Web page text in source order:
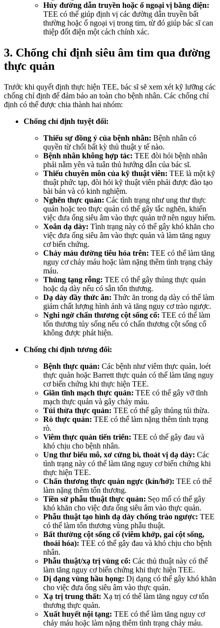
Hủy đường dẫn truyền hoặc ổ ngoại vị bằng điện:
TEE có thể giúp định vị các đường dẫn truyền bất
thường hoặc ổ ngoại vị trong tim, từ đó giúp bác sĩ can
thiệp đốt điện một cách chính xác.
3. Chống chỉ định siêu âm tim qua đường
thực quản
Trước khi quyết định thực hiện TEE, bác sĩ sẽ xem xét kỹ lưỡng các
chống chỉ định để đảm bảo an toàn cho bệnh nhân. Các chống chỉ
định có thể được chia thành hai nhóm:
Chống chỉ định tuyệt đối:
Thiếu sự đồng ý của bệnh nhân: Bệnh nhân có
quyền từ chối bất kỳ thủ thuật y tế nào.
Bệnh nhân không hợp tác: TEE đòi hỏi bệnh nhân
phải nằm yên và tuân thủ hướng dẫn của bác sĩ.
Thiếu chuyên môn của kỹ thuật viên: TEE là một kỹ
thuật phức tạp, đòi hỏi kỹ thuật viên phải được đào tạo
bài bản và có kinh nghiệm.
Nghẽn thực quản: Các tình trạng như ung thư thực
quản hoặc teo thực quản có thể gây tắc nghẽn, khiến
việc đưa ống siêu âm vào thực quản trở nên nguy hiểm.
Xoắn dạ dày: Tình trạng này có thể gây khó khăn cho
việc đưa ống siêu âm vào thực quản và làm tăng nguy
cơ biến chứng.
Chảy máu đường tiêu hóa trên: TEE có thể làm tăng
nguy cơ chảy máu hoặc làm nặng thêm tình trạng chảy
máu.
Thủng tạng rỗng: TEE có thể gây thủng thực quản
hoặc dạ dày nếu có sẵn tổn thương.
Dạ dày đầy thức ăn: Thức ăn trong dạ dày có thể làm
giảm chất lượng hình ảnh và tăng nguy cơ trào ngược.
Nghi ngờ chấn thương cột sống cổ: TEE có thể làm
tổn thương tủy sống nếu có chấn thương cột sống cổ
không được phát hiện.
Chống chỉ định tương đối:
Bệnh thực quản: Các bệnh như viêm thực quản, loét
thực quản hoặc Barrett thực quản có thể làm tăng nguy
cơ biến chứng khi thực hiện TEE.
Giãn tĩnh mạch thực quản: TEE có thể gây vỡ tĩnh
mạch thực quản và gây chảy máu.
Túi thừa thực quản: TEE có thể gây thủng túi thừa.
Rò thực quản: TEE có thể làm nặng thêm tình trạng
rò.
Viêm thực quản tiến triển: TEE có thể gây đau và
khó chịu cho bệnh nhân.
Ung thư biểu mô, xơ cứng bì, thoát vị dạ dày: Các
tình trạng này có thể làm tăng nguy cơ biến chứng khi
thực hiện TEE.
Chấn thương thực quản ngực (kín/hở): TEE có thể
làm nặng thêm tổn thương.
Tiền sử phẫu thuật thực quản: Sẹo mổ có thể gây
khó khăn cho việc đưa ống siêu âm vào thực quản.
Phẫu thuật tạo hình dạ dày chống trào ngược: TEE
có thể làm tổn thương vùng phẫu thuật.
Bất thường cột sống cổ (viêm khớp, gai cột sống,
thoái hóa): TEE có thể gây đau và khó chịu cho bệnh
nhân.
Phẫu thuật/xạ trị vùng cổ: Các thủ thuật này có thể
làm tăng nguy cơ biến chứng khi thực hiện TEE.
Dị dạng vùng hầu họng: Dị dạng có thể gây khó khăn
cho việc đưa ống siêu âm vào thực quản.
Xạ trị trung thất: Xạ trị có thể làm tăng nguy cơ tổn
thương thực quản.
Xuất huyết nội tạng: TEE có thể làm tăng nguy cơ
chảy máu hoặc làm nặng thêm tình trạng chảy máu.